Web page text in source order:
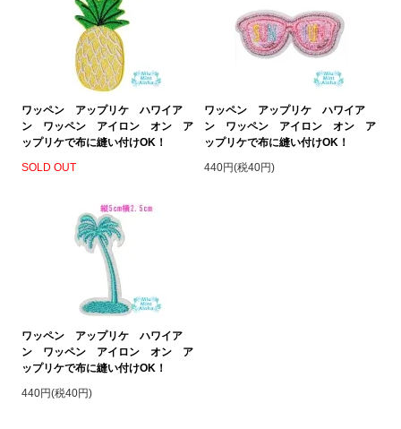
ワッペン アップリケ ハワイア
ン ワッペン アイロン オン ア
ップリケで布に縫い付けOK！
SOLD OUT
ワッペン アップリケ ハワイア
ン ワッペン アイロン オン ア
ップリケで布に縫い付けOK！
440円(税40円)
ワッペン アップリケ ハワイア
ン ワッペン アイロン オン ア
ップリケで布に縫い付けOK！
440円(税40円)